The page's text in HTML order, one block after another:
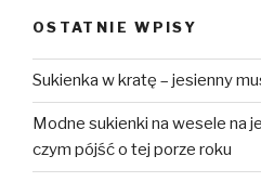
OSTATNIE WPISY
Sukienka w kratę – jesienny
Modne sukienki na wesele na
czym pójść o tej porze roku